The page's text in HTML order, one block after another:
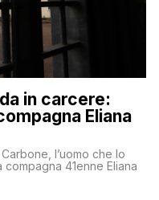
in carcere:
Eliana
l’uomo che lo
41enne Eliana